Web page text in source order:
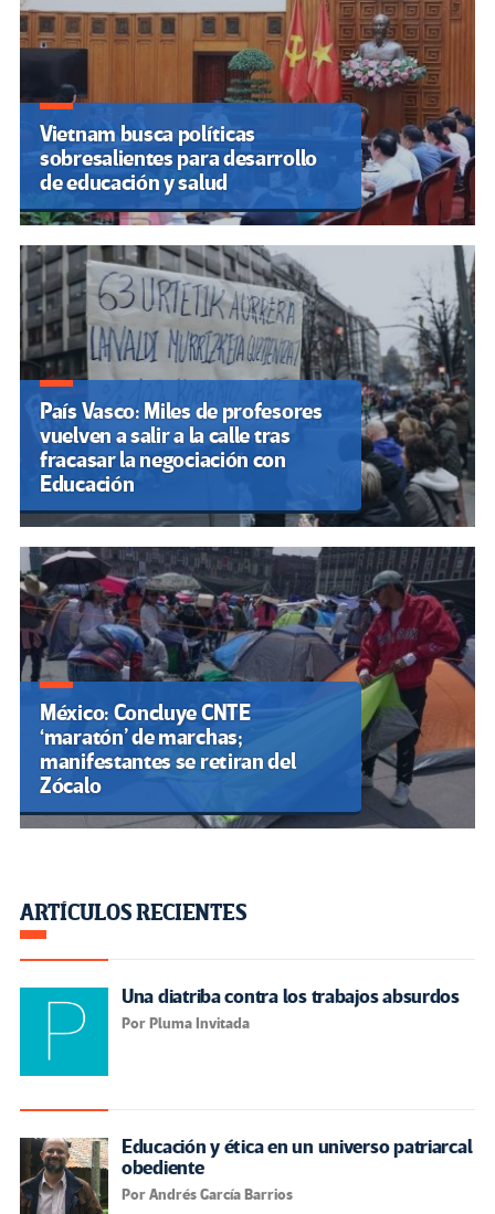
Vietnam busca políticas
sobresalientes para desarrollo
de educación y salud
País Vasco: Miles de profesores
vuelven a salir a la calle tras
fracasar la negociación con
Educación
México: Concluye CNTE
‘maratón’ de marchas;
manifestantes se retiran del
Zócalo
ARTÍCULOS RECIENTES
Una diatriba contra los trabajos absurdos
Por Pluma Invitada
Educación y ética en un universo patriarcal
obediente
Por Andrés García Barrios